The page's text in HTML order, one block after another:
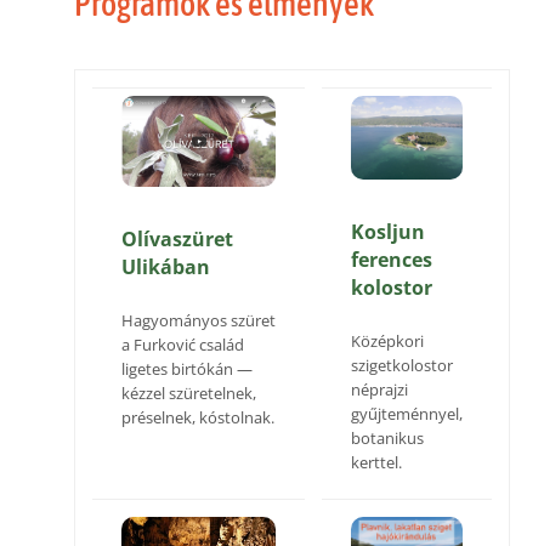
Olívaszüret
Ulikában
Hagyományos szüret
a Furković család
ligetes birtókán —
kézzel szüretelnek,
préselnek, kóstolnak.
Kosljun
ferences
kolostor
Középkori
szigetkolostor
néprajzi
gyűjteménnyel,
botanikus
kerttel.